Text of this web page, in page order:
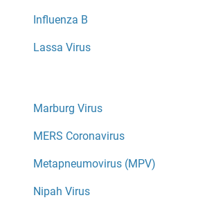
Influenza B
Lassa Virus
Marburg Virus
MERS Coronavirus
Metapneumovirus (MPV)
Nipah Virus